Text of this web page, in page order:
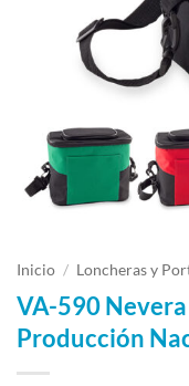
Inicio / Loncheras y
VA-590
Producción